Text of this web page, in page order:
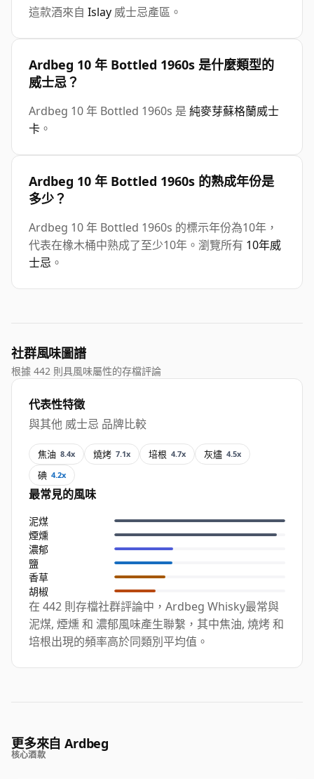
這款酒來自 Islay 威士忌產區。
Ardbeg 10 年 Bottled 1960s 是什麼類型的
威士忌？
Ardbeg 10 年 Bottled 1960s 是 純麥芽蘇格蘭威士
卡 。
Ardbeg 10 年 Bottled 1960s 的熟成年份是
多少？
Ardbeg 10 年 Bottled 1960s 的標示年份為10年，
代表在橡木桶中熟成了至少10年。瀏覽所有 10年威
士忌 。
社群風味圖譜
根據 442 則具風味屬性的存檔評論
代表性特徵
與其他 威士忌 品牌比較
焦油 8.4x 燒烤 7.1x 培根 4.7x 灰燼 4.5x
碘 4.2x
最常見的風味
泥煤
煙燻
濃郁
鹽
香草
胡椒
在 442 則存檔社群評論中，Ardbeg Whisky最常與
泥煤, 煙燻 和 濃郁風味產生聯繫，其中焦油, 燒烤 和
培根出現的頻率高於同類別平均值。
更多來自 Ardbeg
核心酒款